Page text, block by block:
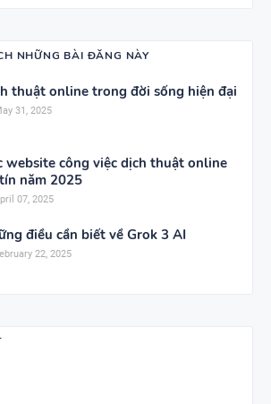
NHỮNG BÀI ĐĂNG NÀY
thuật online trong đời sống hiện đại
31, 2025
website công việc dịch thuật online
năm 2025
07, 2025
điều cần biết về Grok 3 AI
22, 2025